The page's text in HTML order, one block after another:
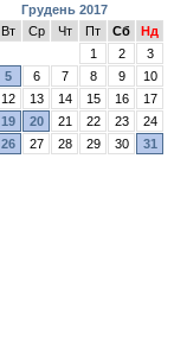
Грудень 2017
Вт Ср Чт Пт Сб
Нд
1
2
3
5 6 7 8 9
10
12 13 14 15 16
17
19 20 21 22 23
24
26 27 28 29 30 31